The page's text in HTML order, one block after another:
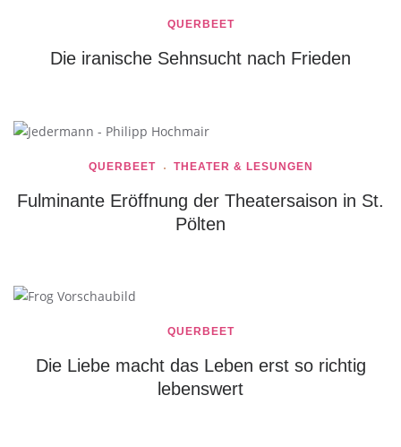
QUERBEET
Die iranische Sehnsucht nach Frieden
QUERBEET THEATER & LESUNGEN
Fulminante Eröffnung der Theatersaison in St.
Pölten
QUERBEET
Die Liebe macht das Leben erst so richtig
lebenswert